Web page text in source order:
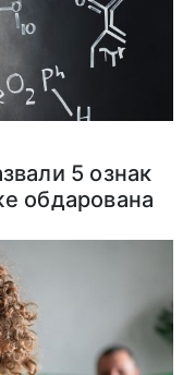
5 ознак
обдарована